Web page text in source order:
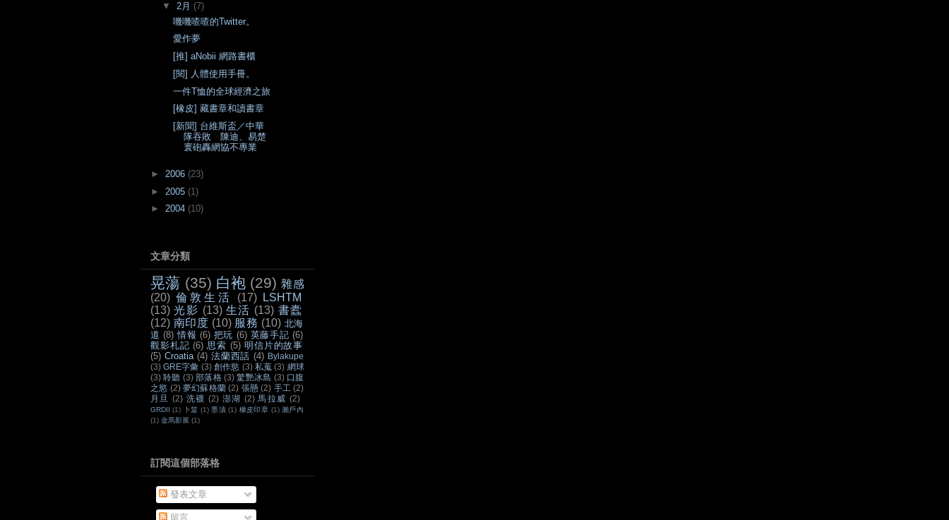
▼
2月 (7)
嘰嘰喳喳的Twitter。
愛作夢
[推] aNobii 網路書櫃
[閱] 人體使用手冊。
一件T恤的全球經濟之旅
[橡皮] 藏書章和讀書章
[新聞] 台維斯盃／中華
隊吞敗 陳迪、易楚
寰砲轟網協不專業
► 2006 (23)
► 2005 (1)
► 2004 (10)
文章分類
晃蕩 (35) 白袍 (29) 雜感
(20) 倫敦生活 (17)
LSHTM
(13) 光影 (13) 生活 (13) 書蠹
(12) 南印度 (10) 服務 (10) 北海
道 (8) 情報 (6) 把玩 (6) 英藤手記 (6)
觀影札記 (6) 思索 (5) 明信片的故事
(5) Croatia (4) 法蘭西話 (4) Bylakupe
(3) GRE字彙 (3) 創作慾 (3) 私蒐 (3) 網球
(3) 聆聽 (3) 部落格 (3) 驚艷冰島 (3) 口腹
之慾 (2) 夢幻蘇格蘭 (2) 張懸 (2) 手工 (2)
月旦
(2) 洗襪 (2) 澎湖 (2) 馬拉威 (2)
GRDII (1) 卜筮 (1) 墨漬 (1) 橡皮印章 (1) 瀨戶內
(1) 金馬影展 (1)
訂閱這個部落格
發表文章
留言